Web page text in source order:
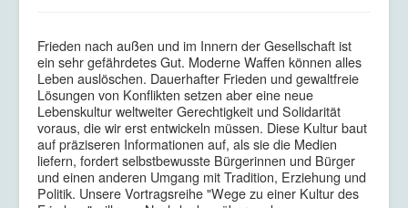
Kontakt/Impressum
Datenschutzerklärung
Frieden nach außen und im Innern der Gesellschaft ist
ein sehr gefährdetes Gut. Moderne Waffen können alles
Leben auslöschen. Dauerhafter Frieden und gewaltfreie
Lösungen von Konflikten setzen aber eine neue
Lebenskultur weltweiter Gerechtigkeit und Solidarität
voraus, die wir erst entwickeln müssen. Diese Kultur baut
auf präziseren Informationen auf, als sie die Medien
liefern, fordert selbstbewusste Bürgerinnen und Bürger
und einen anderen Umgang mit Tradition, Erziehung und
Politik. Unsere Vortragsreihe "Wege zu einer Kultur des